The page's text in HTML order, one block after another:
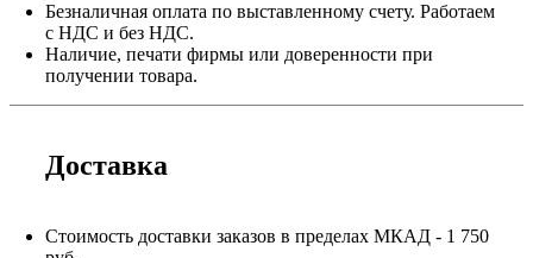
Безналичная оплата по выставленному счету. Работаем
с НДС и без НДС.
Наличие, печати фирмы или доверенности при
получении товара.
Доставка
Стоимость доставки заказов в пределах МКАД - 1 750